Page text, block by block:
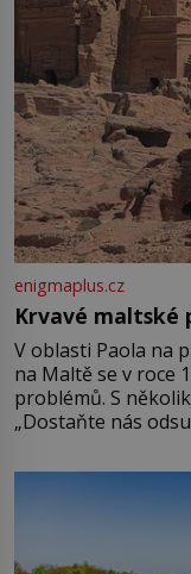
enigmaplus.cz
Krvavé maltské
V oblasti Paola na
na Maltě se v roce
problémů. S
„Dostaňte nás